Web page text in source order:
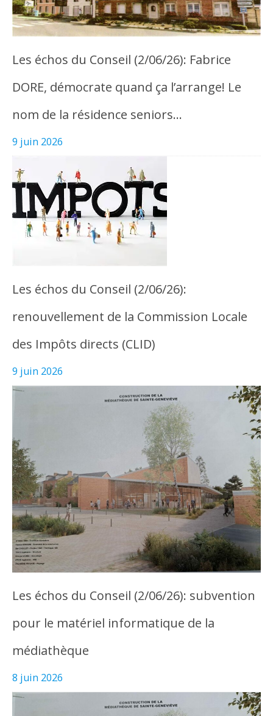
Les échos du Conseil (2/06/26): Fabrice
DORE, démocrate quand ça l’arrange! Le
nom de la résidence seniors…
9 juin 2026
Les échos du Conseil (2/06/26):
renouvellement de la Commission Locale
des Impôts directs (CLID)
9 juin 2026
Les échos du Conseil (2/06/26): subvention
pour le matériel informatique de la
médiathèque
8 juin 2026